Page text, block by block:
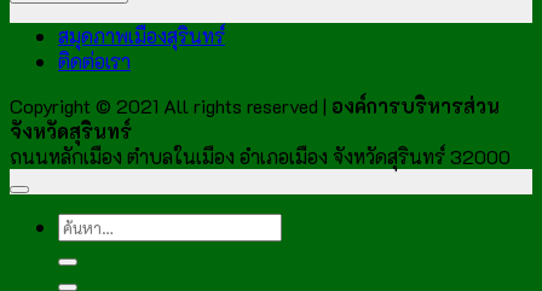
สมุดภาพเมืองสุรินทร์
ติดต่อเรา
Copyright © 2021 All rights reserved | องค์การบริหารส่วน
จังหวัดสุรินทร์
ถนนหลักเมือง ตำบลในเมือง อำเภอเมือง จังหวัดสุรินทร์ 32000